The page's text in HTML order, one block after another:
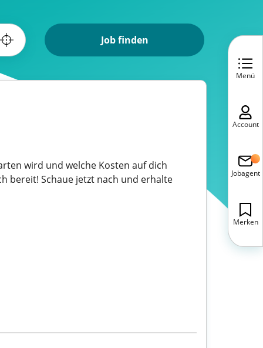
Job finden
wird und welche Kosten auf dich
bereit! Schaue jetzt nach und erhalte
Menü
Account
Jobagent
Merken